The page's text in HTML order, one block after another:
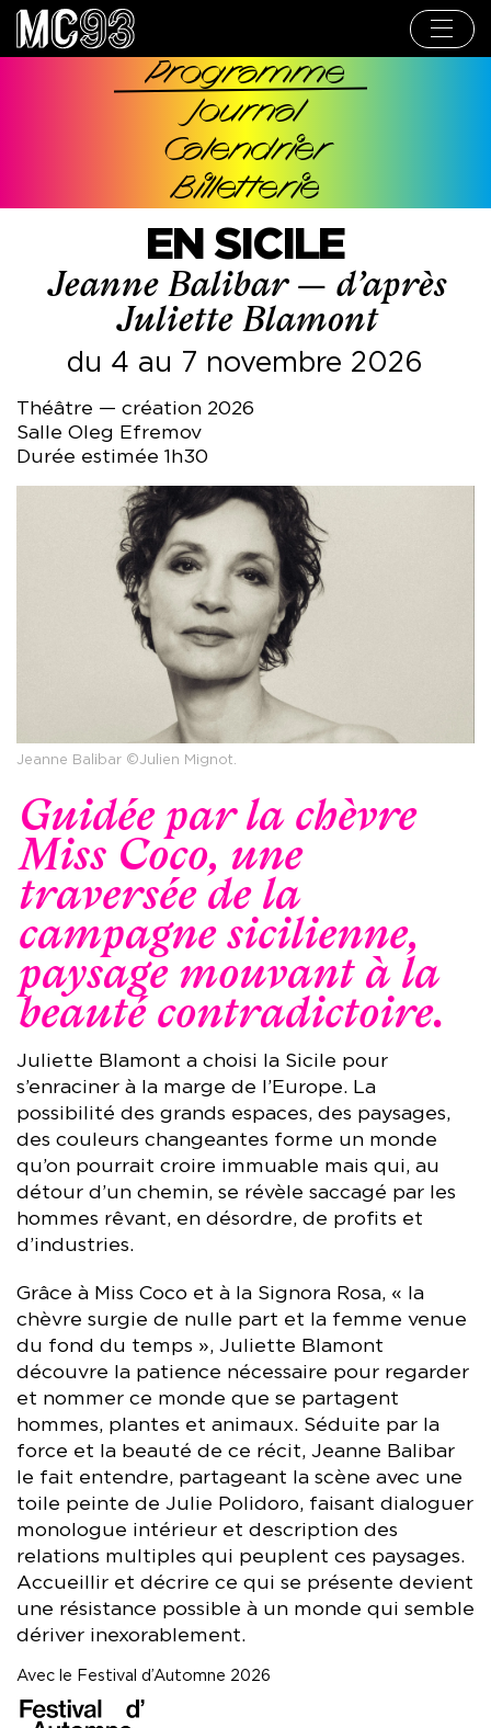
Aller
contenu
Navigation
Programme
Journal
Calendrier
Billetterie
Théâtre — création 2026
EN SICILE
Jeanne Balibar — d’après
Juliette Blamont
du 4 au 7 novembre 2026
Salle Oleg Efremov
Durée estimée 1h30
Jeanne Balibar ©Julien Mignot.
Guidée par la chèvre
Miss Coco, une
traversée de la
campagne sicilienne,
paysage mouvant à la
beauté contradictoire.
Juliette Blamont a choisi la Sicile pour
s’enraciner à la marge de l’Europe. La
possibilité des grands espaces, des paysages,
des couleurs changeantes forme un monde
qu’on pourrait croire immuable mais qui, au
détour d’un chemin, se révèle saccagé par les
hommes rêvant, en désordre, de profits et
d’industries.
Grâce à Miss Coco et à la Signora Rosa, « la
chèvre surgie de nulle part et la femme venue
du fond du temps », Juliette Blamont
découvre la patience nécessaire pour regarder
et nommer ce monde que se partagent
hommes, plantes et animaux. Séduite par la
force et la beauté de ce récit, Jeanne Balibar
le fait entendre, partageant la scène avec une
toile peinte de Julie Polidoro, faisant dialoguer
monologue intérieur et description des
relations multiples qui peuplent ces paysages.
Accueillir et décrire ce qui se présente devient
une résistance possible à un monde qui semble
dériver inexorablement.
Avec le Festival d’Automne 2026
image